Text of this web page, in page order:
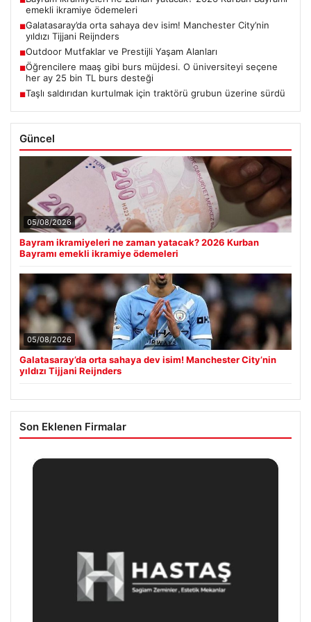
emekli ikramiye ödemeleri
■Galatasaray’da orta sahaya dev isim! Manchester City’nin
yıldızı Tijjani Reijnders
■Outdoor Mutfaklar ve Prestijli Yaşam Alanları
■Öğrencilere maaş gibi burs müjdesi. O üniversiteyi seçene
her ay 25 bin TL burs desteği
■Taşlı saldırıdan kurtulmak için traktörü grubun üzerine sürdü
Güncel
05/08/2026
Bayram ikramiyeleri ne zaman yatacak? 2026 Kurban
Bayramı emekli ikramiye ödemeleri
05/08/2026
Galatasaray’da orta sahaya dev isim! Manchester City’nin
yıldızı Tijjani Reijnders
Son Eklenen Firmalar